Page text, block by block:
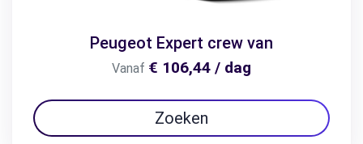
Peugeot Expert crew van
Vanaf € 106,44 / dag
Zoeken